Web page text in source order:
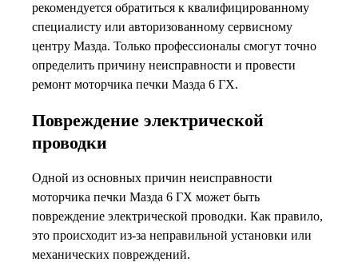
рекомендуется обратиться к квалифицированному
специалисту или авторизованному сервисному
центру Мазда. Только профессионалы смогут точно
определить причину неисправности и провести
ремонт моторчика печки Мазда 6 ГХ.
Повреждение электрической
проводки
Одной из основных причин неисправности
моторчика печки Мазда 6 ГХ может быть
повреждение электрической проводки. Как правило,
это происходит из-за неправильной установки или
механических повреждений.